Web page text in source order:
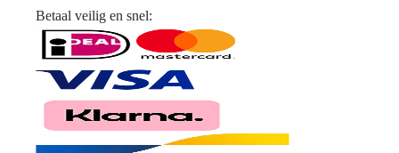
180
cm
Gegalvaniseerd
frame
Betaal veilig en snel: